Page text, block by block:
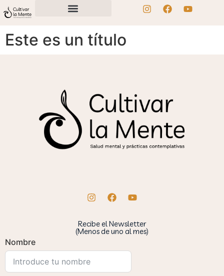
Este es un título
Recibe el Newsletter
(Menos de uno al mes)
Nombre